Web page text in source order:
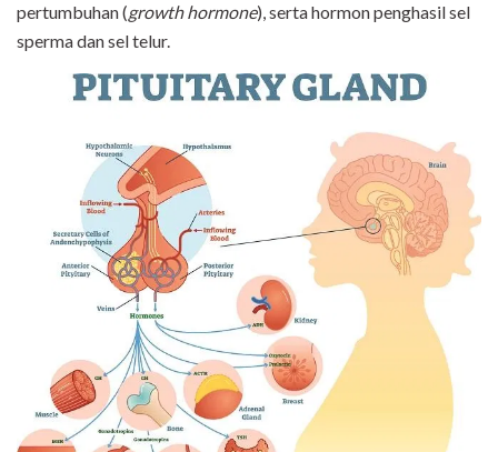
pertumbuhan (growth hormone), serta hormon penghasil sel
sperma dan sel telur.